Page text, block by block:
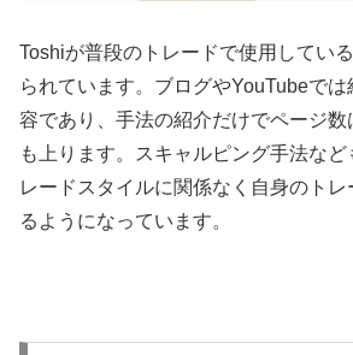
Toshiが普段のトレードで使用してい
られています。ブログやYouTubeで
容であり、手法の紹介だけでページ数
も上ります。スキャルピング手法など
レードスタイルに関係なく自身のトレ
るようになっています。